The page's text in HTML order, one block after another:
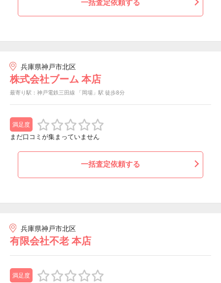
一括査定依頼する
兵庫県神戸市北区
株式会社ブーム 本店
最寄り駅：神戸電鉄三田線 「岡場」駅 徒歩8分
満足度
まだ口コミが集まっていません
一括査定依頼する
兵庫県神戸市北区
有限会社不老 本店
満足度